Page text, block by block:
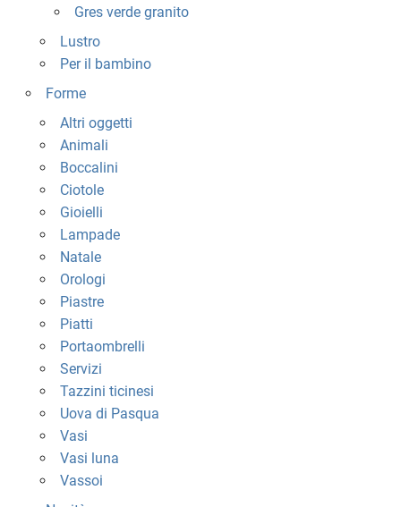
Gres verde granito
Lustro
Per il bambino
Forme
Altri oggetti
Animali
Boccalini
Ciotole
Gioielli
Lampade
Natale
Orologi
Piastre
Piatti
Portaombrelli
Servizi
Tazzini ticinesi
Uova di Pasqua
Vasi
Vasi luna
Vassoi